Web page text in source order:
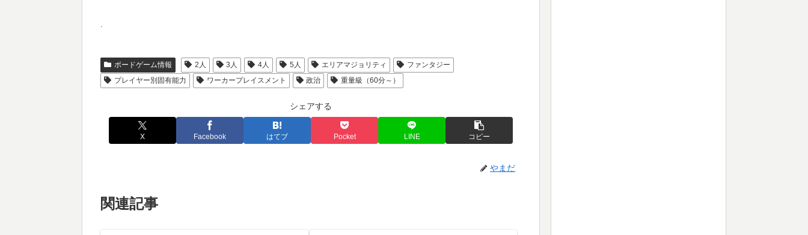
.
ボードゲーム情報 2人 3人 4人 5人 エリアマジョリティ
ファンタジー
プレイヤー別固有能力
ワーカープレイスメント 政治 重量級（60分～）
シェアする
X Facebook はてブ Pocket LINE コピー
やまだ
関連記事